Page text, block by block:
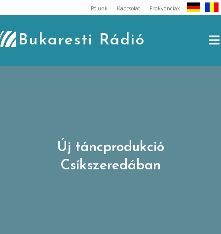
to
content
Rólunk Kapcsolat Frekvenciák
Bukaresti Rádió
Új táncprodukció
Csíkszeredában